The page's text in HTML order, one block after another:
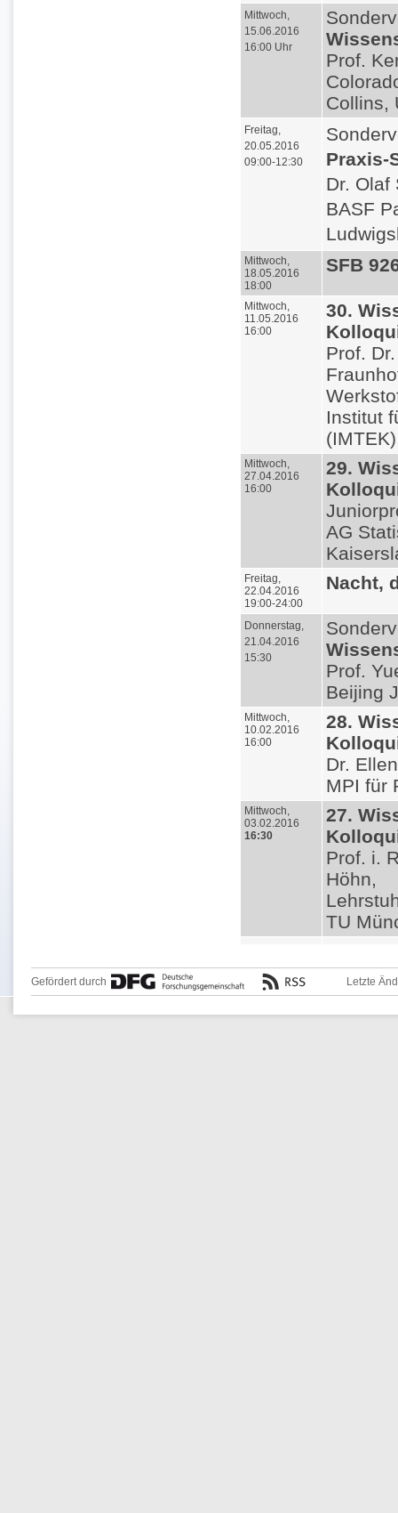
Mittwoch,
15.06.2016
16:00 Uhr
Prof.
Collins,
Freitag,
20.05.2016
09:00-12:30
Praxis-
Dr. Olaf
BASF
Mittwoch,
18.05.2016
18:00
SFB
Mittwoch,
11.05.2016
16:00
30.
Prof.
Institut
Mittwoch,
27.04.2016
16:00
29.
AG
Freitag,
22.04.2016
19:00-24:00
Nacht,
Donnerstag,
21.04.2016
15:30
Prof.
Beijing
Mittwoch,
10.02.2016
16:00
28.
Dr.
MPI für
Mittwoch,
03.02.2016
16:30
27.
Prof. i.
Höhn,
TU
Gefördert durch Letzte